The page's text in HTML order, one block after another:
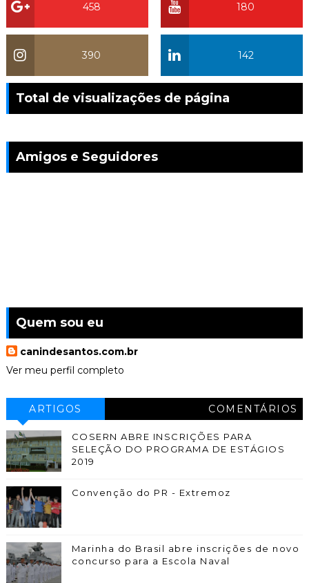
180
458
142
390
Total de visualizações de página
Amigos e Seguidores
Quem sou eu
canindesantos.com.br
Ver meu perfil completo
ARTIGOS COMENTÁRIOS
COSERN ABRE INSCRIÇÕES PARA
SELEÇÃO DO PROGRAMA DE ESTÁGIOS
2019
Convenção do PR - Extremoz
Marinha do Brasil abre inscrições de novo
concurso para a Escola Naval